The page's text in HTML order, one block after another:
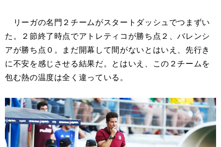
リーガの名門２チームがスタートダッシュでつまずい
た。２節終了時点でアトレティコが勝ち点２、バレンシ
アが勝ち点０。まだ開幕して間がないとはいえ、先行き
に不安を感じさせる結果だ。とはいえ、この２チームを
包む熱の温度は全く違っている。